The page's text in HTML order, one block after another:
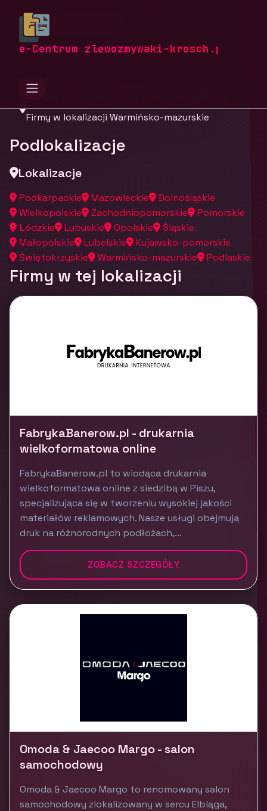
e-Centrum zlewozmywaki-krosch.pl
zlewozmywaki-krosch.pl
Firmy z województwa
Warmińsko-mazurskie
Firmy w lokalizacji Warmińsko-mazurskie
Podlokalizacje
Lokalizacje
Podkarpackie Mazowieckie
Dolnośląskie
Wielkopolskie
Zachodniopomorskie
Pomorskie
Łódzkie
Lubuskie Opolskie
Śląskie
Małopolskie
Lubelskie
Kujawsko-pomorskie
Świętokrzyskie
Warmińsko-mazurskie Podlaskie
Firmy w tej lokalizacji
FabrykaBanerow.pl - drukarnia
wielkoformatowa online
FabrykaBanerow.pl to wiodąca drukarnia
wielkoformatowa online z siedzibą w Piszu,
specjalizująca się w tworzeniu wysokiej jakości
materiałów reklamowych. Nasze usługi obejmują
druk na różnorodnych podłożach,...
ZOBACZ SZCZEGÓŁY
Omoda & Jaecoo Margo - salon
samochodowy
Omoda & Jaecoo Margo to renomowany salon
samochodowy zlokalizowany w sercu Elbląga,